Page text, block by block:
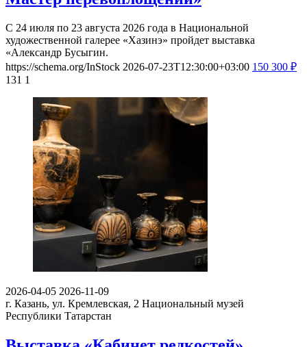
С 24 июля по 23 августа 2026 года в Национальной
художественной галерее «Хазинэ» пройдет выставка
«Александр Бусыгин.
https://schema.org/InStock 2026-07-23T12:30:00+03:00 150 300 ₽
131 1
2026-04-05 2026-11-09
г. Казань, ул. Кремлевская, 2 Национальный музей
Республики Татарстан